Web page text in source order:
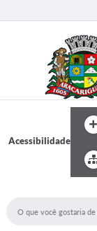
Acessibilidade